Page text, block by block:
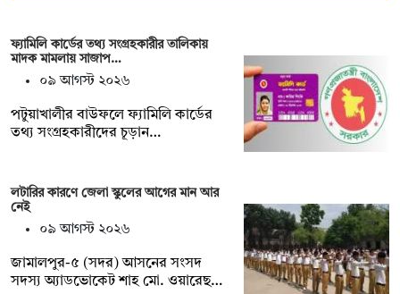
ফ্যামিলি কার্ডের তথ্য সংগ্রহকারীর তালিকায়
মাদক মামলায় সাজাপ…
০৯ আগস্ট ২০২৬
পটুয়াখালীর বাউফলে ফ্যামিলি কার্ডের
তথ্য সংগ্রহকারীদের চূড়ান…
লটারির কারণে জেলা স্কুলের আগের মান আর
নেই
০৯ আগস্ট ২০২৬
জামালপুর-৫ (সদর) আসনের সংসদ
সদস্য অ্যাডভোকেট শাহ মো. ওয়ারেছ…